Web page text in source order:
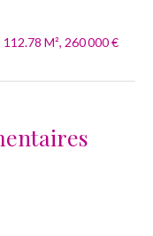
M², 260 000 €